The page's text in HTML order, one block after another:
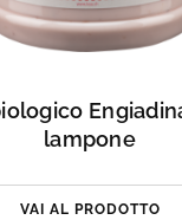
lampone
VAI AL PRODOTTO